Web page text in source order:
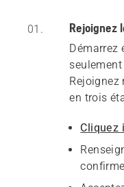
01. Rejoignez
Démarrez
seulement
Rejoignez
en trois
Cliquez